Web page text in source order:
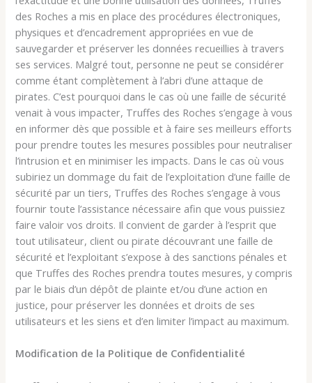
des Roches a mis en place des procédures électroniques,
physiques et d’encadrement appropriées en vue de
sauvegarder et préserver les données recueillies à travers
ses services. Malgré tout, personne ne peut se considérer
comme étant complètement à l’abri d’une attaque de
pirates. C’est pourquoi dans le cas où une faille de sécurité
venait à vous impacter, Truffes des Roches s’engage à vous
en informer dès que possible et à faire ses meilleurs efforts
pour prendre toutes les mesures possibles pour neutraliser
l’intrusion et en minimiser les impacts. Dans le cas où vous
subiriez un dommage du fait de l’exploitation d’une faille de
sécurité par un tiers, Truffes des Roches s’engage à vous
fournir toute l’assistance nécessaire afin que vous puissiez
faire valoir vos droits. Il convient de garder à l’esprit que
tout utilisateur, client ou pirate découvrant une faille de
sécurité et l’exploitant s’expose à des sanctions pénales et
que Truffes des Roches prendra toutes mesures, y compris
par le biais d’un dépôt de plainte et/ou d’une action en
justice, pour préserver les données et droits de ses
utilisateurs et les siens et d’en limiter l’impact au maximum.
Modification de la Politique de Confidentialité